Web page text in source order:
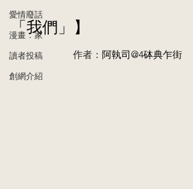
愛情廢話
漫畫．家
讀者投稿
創網介紹
「我們」】
作者： 阿執司@4砵典乍街